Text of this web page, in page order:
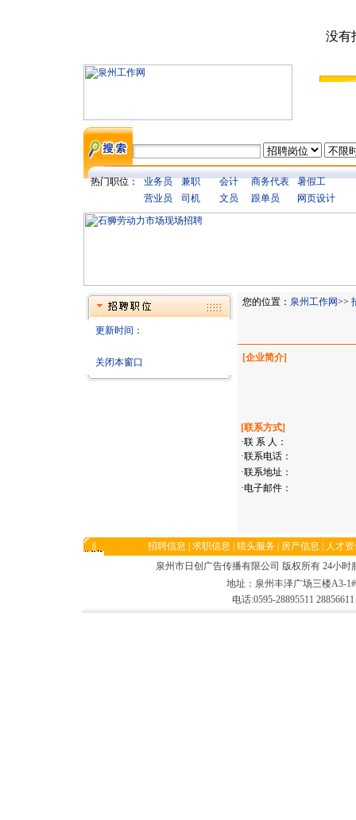
没有
热门职位： 业务员 兼职 会计 商务代表
暑假工
营业员
司机 文员 跟单员 网页设计
更新时间：
关闭本窗口
您的位置： 泉州工作网>>
[企业简介]
[联系方式]
·联 系 人：
·联系电话：
·联系地址：
·电子邮件：
招聘信息 求职信息 猎头服务 房产信息
人才
泉州市日创广告传播有限公司 版权所有 24小时
地址：泉州丰泽广场三楼A3-
电话:0595-28895511